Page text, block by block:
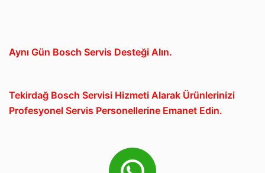
Aynı Gün Bosch Servis Desteği Alın.
Tekirdağ Bosch Servisi Hizmeti Alarak Ürünlerinizi
Profesyonel Servis Personellerine Emanet Edin.